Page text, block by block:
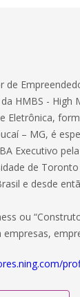
de
HMBS - High
Eletrônica,
– MG, é
Executivo
de
e desde
ou